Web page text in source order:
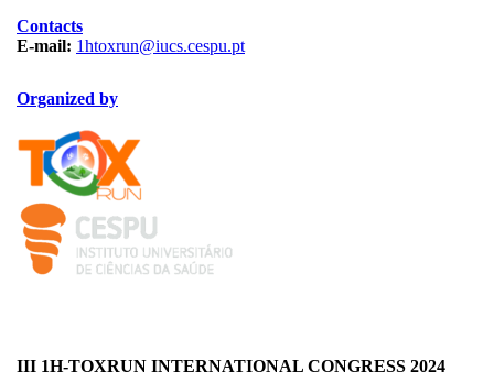
Contacts
E-mail: 1htoxrun@iucs.cespu.pt
Organized by
TOXRUN_115.png
logo_iucs_cor.png
III 1H-TOXRUN INTERNATIONAL CONGRESS 2024